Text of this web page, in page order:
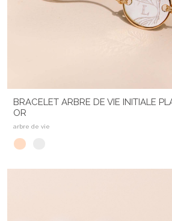
BRACELET ARBRE DE VIE INITIALE
OR
arbre de vie